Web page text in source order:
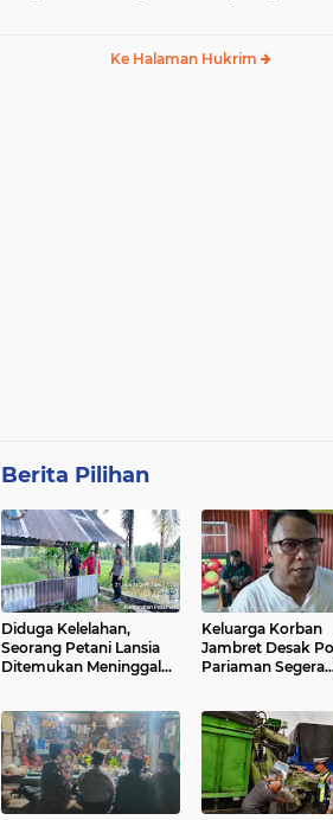
Ke Halaman Hukrim
Berita Pilihan
Diduga Kelelahan,
Seorang Petani Lansia
Ditemukan Meninggal
Keluarga Korban
Jambret Desak
Pariaman Segera